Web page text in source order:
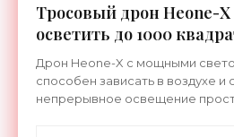
Тросовый дрон Heone-X
осветить до 1000
земли - «Беспилотники»
Дрон Heone-X с мощными
способен зависать в воздухе и
непрерывное освещение